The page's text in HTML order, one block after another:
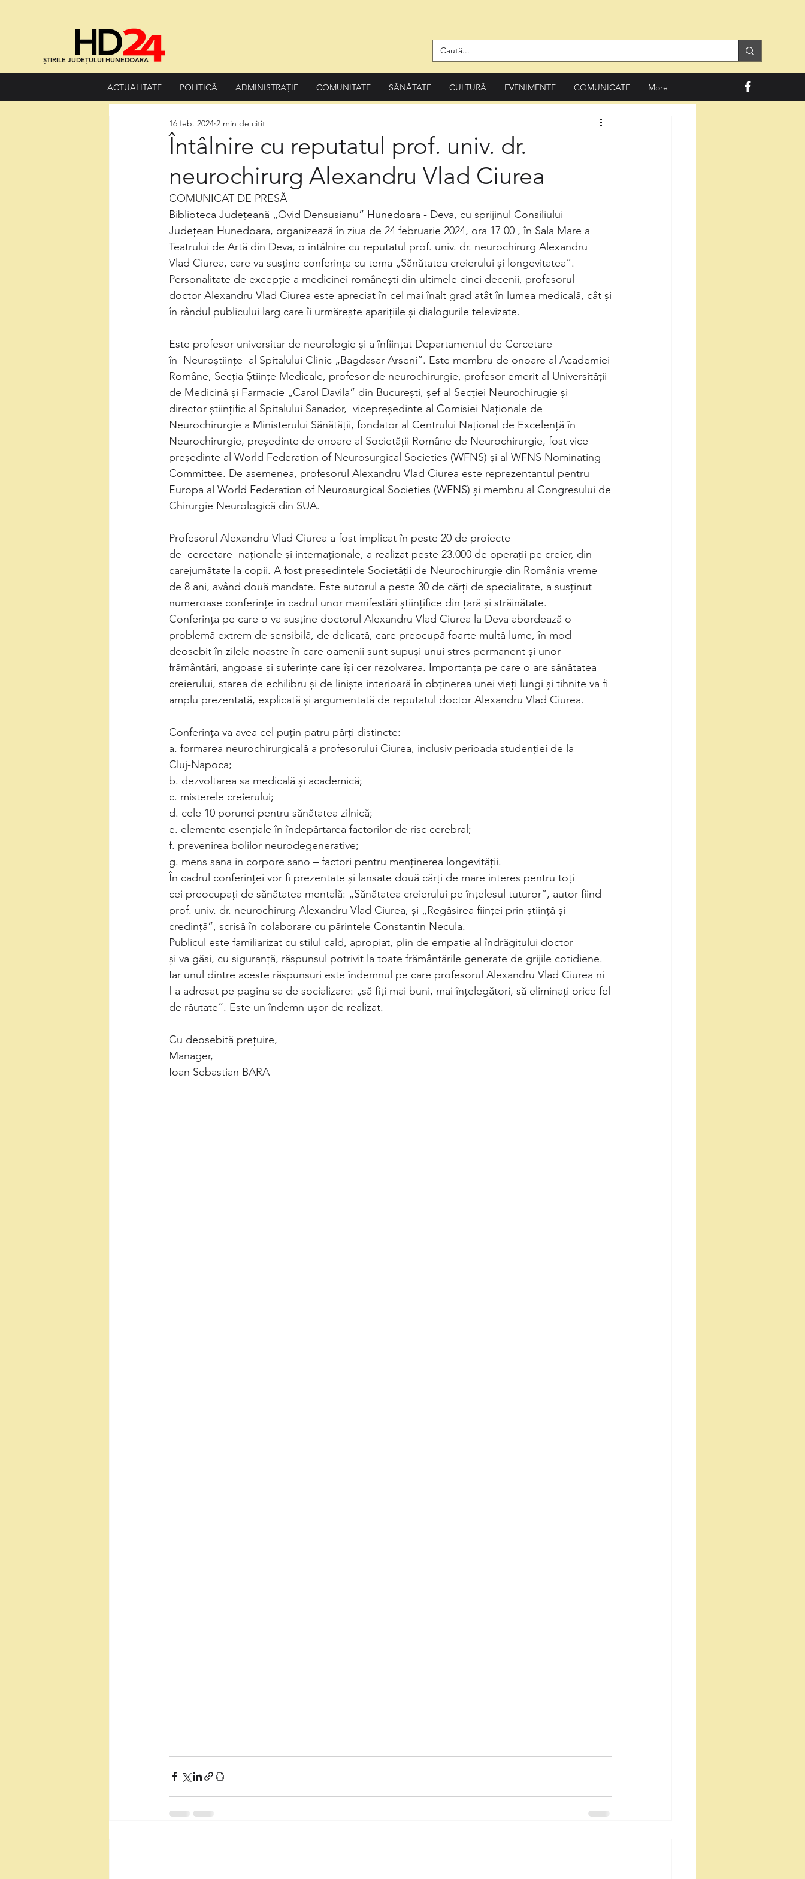
ȘTIRILE JUDEȚULUI HUNEDOARA
ACTUALITATE POLITICĂ ADMINISTRAȚIE COMUNITATE SĂNĂTATE CULTURĂ EVENIMENTE COMUNICATE More
Întâlnire cu reputatul prof. univ. dr.
neurochirurg Alexandru Vlad Ciurea
16 feb. 2024 2 min de citit
COMUNICAT DE PRESĂ
Biblioteca Județeană „Ovid Densusianu” Hunedoara - Deva, cu sprijinul Consiliului
Județean Hunedoara, organizează în ziua de 24 februarie 2024, ora 17 00 , în Sala Mare a
Teatrului de Artă din Deva, o întâlnire cu reputatul prof. univ. dr. neurochirurg Alexandru
Vlad Ciurea, care va susține conferința cu tema „Sănătatea creierului și longevitatea”.
Personalitate de excepție a medicinei românești din ultimele cinci decenii, profesorul
doctor Alexandru Vlad Ciurea este apreciat în cel mai înalt grad atât în lumea medicală, cât și
în rândul publicului larg care îi urmărește aparițiile și dialogurile televizate.
Este profesor universitar de neurologie și a înființat Departamentul de Cercetare
în  Neuroștiințe  al Spitalului Clinic „Bagdasar-Arseni”. Este membru de onoare al Academiei
Române, Secția Științe Medicale, profesor de neurochirurgie, profesor emerit al Universității
de Medicină și Farmacie „Carol Davila” din București, șef al Secției Neurochirugie și
director științific al Spitalului Sanador,  vicepreședinte al Comisiei Naționale de
Neurochirurgie a Ministerului Sănătății, fondator al Centrului Național de Excelență în
Neurochirurgie, președinte de onoare al Societății Române de Neurochirurgie, fost vice-
președinte al World Federation of Neurosurgical Societies (WFNS) și al WFNS Nominating
Committee. De asemenea, profesorul Alexandru Vlad Ciurea este reprezentantul pentru
Europa al World Federation of Neurosurgical Societies (WFNS) și membru al Congresului de
Chirurgie Neurologică din SUA.
Profesorul Alexandru Vlad Ciurea a fost implicat în peste 20 de proiecte
de  cercetare  naționale și internaționale, a realizat peste 23.000 de operații pe creier, din
carejumătate la copii. A fost președintele Societății de Neurochirurgie din România vreme
de 8 ani, având două mandate. Este autorul a peste 30 de cărți de specialitate, a susținut
numeroase conferințe în cadrul unor manifestări științifice din țară și străinătate.
Conferința pe care o va susține doctorul Alexandru Vlad Ciurea la Deva abordează o
problemă extrem de sensibilă, de delicată, care preocupă foarte multă lume, în mod
deosebit în zilele noastre în care oamenii sunt supuși unui stres permanent și unor
frământări, angoase și suferințe care își cer rezolvarea. Importanța pe care o are sănătatea
creierului, starea de echilibru și de liniște interioară în obținerea unei vieți lungi și tihnite va fi
amplu prezentată, explicată și argumentată de reputatul doctor Alexandru Vlad Ciurea.
Conferința va avea cel puțin patru părți distincte:
a. formarea neurochirurgicală a profesorului Ciurea, inclusiv perioada studenției de la
Cluj-Napoca;
b. dezvoltarea sa medicală și academică;
c. misterele creierului;
d. cele 10 porunci pentru sănătatea zilnică;
e. elemente esențiale în îndepărtarea factorilor de risc cerebral;
f. prevenirea bolilor neurodegenerative;
g. mens sana in corpore sano – factori pentru menținerea longevității.
În cadrul conferinței vor fi prezentate și lansate două cărți de mare interes pentru toți
cei preocupați de sănătatea mentală: „Sănătatea creierului pe înțelesul tuturor”, autor fiind
prof. univ. dr. neurochirurg Alexandru Vlad Ciurea, și „Regăsirea ființei prin știință și
credință”, scrisă în colaborare cu părintele Constantin Necula.
Publicul este familiarizat cu stilul cald, apropiat, plin de empatie al îndrăgitului doctor
și va găsi, cu siguranță, răspunsul potrivit la toate frământările generate de grijile cotidiene.
Iar unul dintre aceste răspunsuri este îndemnul pe care profesorul Alexandru Vlad Ciurea ni
l-a adresat pe pagina sa de socializare: „să fiți mai buni, mai înțelegători, să eliminați orice fel
de răutate”. Este un îndemn ușor de realizat.
Cu deosebită prețuire,
Manager,
Ioan Sebastian BARA